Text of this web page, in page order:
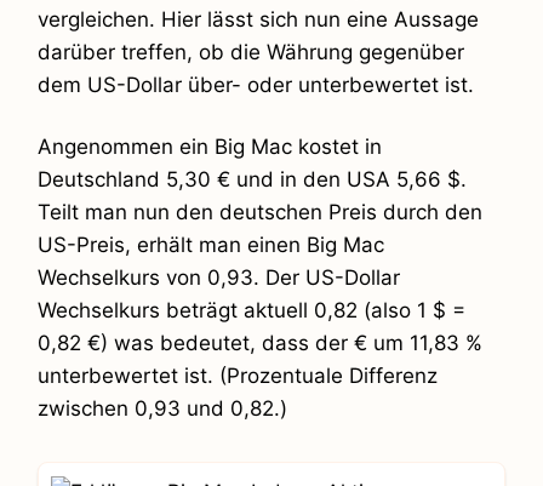
vergleichen. Hier lässt sich nun eine Aussage
darüber treffen, ob die Währung gegenüber
dem US-Dollar über- oder unterbewertet ist.
Angenommen ein Big Mac kostet in
Deutschland 5,30 € und in den USA 5,66 $.
Teilt man nun den deutschen Preis durch den
US-Preis, erhält man einen Big Mac
Wechselkurs von 0,93. Der US-Dollar
Wechselkurs beträgt aktuell 0,82 (also 1 $ =
0,82 €) was bedeutet, dass der € um 11,83 %
unterbewertet ist. (Prozentuale Differenz
zwischen 0,93 und 0,82.)